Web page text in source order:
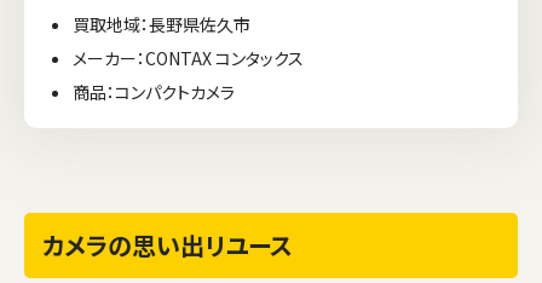
買取地域：長野県佐久市
メーカー：CONTAX コンタックス
商品：コンパクトカメラ
カメラの思い出リユース